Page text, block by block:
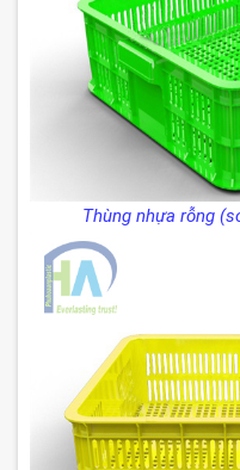
Thùng nhựa rỗng